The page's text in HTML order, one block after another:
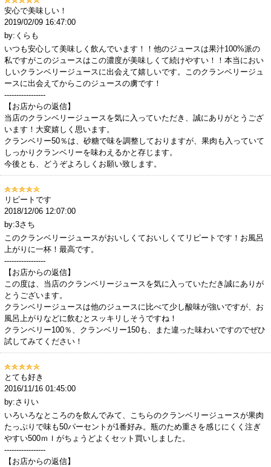
安心で美味しい！
2019/02/09 16:47:00
by:くらも
いつも安心して美味しく飲んでいます！！他のジュースは果汁100%派の
私ですがこのジュースはこの濃度が美味しくて続けやすい！！本当におい
しいクランベリージュースに出会えて嬉しいです。このクランベリージュ
ースに出会えてからこのジュースの虜です！
-----------------
【お店からの返信】
当店のクランベリージュースを気に入っていただき、誠にありがとうござ
います！大変嬉しく思います。
クランベリー50％は、砂糖で味を調整しておりますが、果肉も入っていて
しっかりクランベリーを味わえるかと存じます。
今後とも、どうぞよろしくお願い致します。
リピートです
2018/12/06 12:07:00
by:3さち
このクランベリージュースがおいしくておいしくてリピートです！お風呂
上がりに一杯！最高です。
-----------------
【お店からの返信】
この度は、当店のクランベリージュースを気に入っていただき誠にありが
とうございます。
クランベリージュースは他のジュースに比べて少し酸味が強いですが、お
風呂上がりなどに飲むとスッキリしそうですね！
クランベリー100％、クランベリー150も、また違った味わいですのでぜひ
試してみてください！
とても好き
2016/11/16 01:45:00
by:さりい
いろいろなところのを飲んでみて、こちらのクランベリージュースが果肉
たっぷりで味も50パーセントが1番好み。瓶のため重さを感じにくく注ぎ
やすい500ｍｌがちょうどよくセット買いしました。
-----------------
【お店からの返信】